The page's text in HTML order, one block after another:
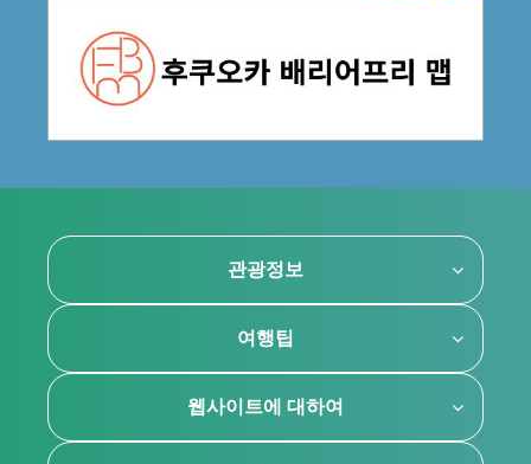
관광정보
여행팁
웹사이트에 대하여